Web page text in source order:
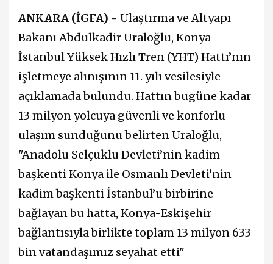
ANKARA (İGFA) - Ulaştırma ve Altyapı
Bakanı Abdulkadir Uraloğlu, Konya-
İstanbul Yüksek Hızlı Tren (YHT) Hattı’nın
işletmeye alınışının 11. yılı vesilesiyle
açıklamada bulundu. Hattın bugüne kadar
13 milyon yolcuya güvenli ve konforlu
ulaşım sunduğunu belirten Uraloğlu,
"Anadolu Selçuklu Devleti’nin kadim
başkenti Konya ile Osmanlı Devleti’nin
kadim başkenti İstanbul’u birbirine
bağlayan bu hatta, Konya-Eskişehir
bağlantısıyla birlikte toplam 13 milyon 633
bin vatandaşımız seyahat etti"